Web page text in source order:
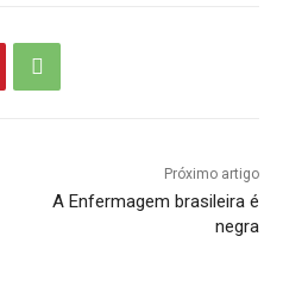
Próximo artigo
A Enfermagem brasileira é
negra